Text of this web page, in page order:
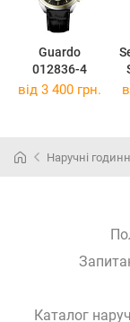
Guardo
012836-4
від 3 400 грн.
Наручні
Каталог